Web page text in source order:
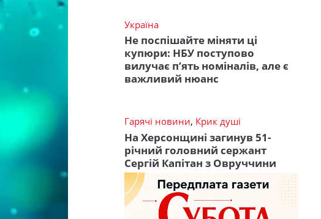
Україна
Не поспішайте міняти ці
купюри: НБУ поступово
вилучає п’ять номіналів, але є
важливий нюанс
Гарячі новини, Крик душі
На Херсонщині загинув 51-
річний головний сержант
Сергій Капітан з Овруччини